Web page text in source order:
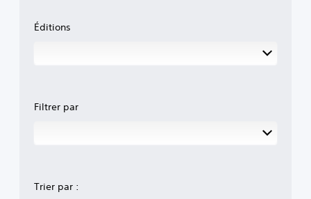
Éditions
Filtrer par
Trier par :